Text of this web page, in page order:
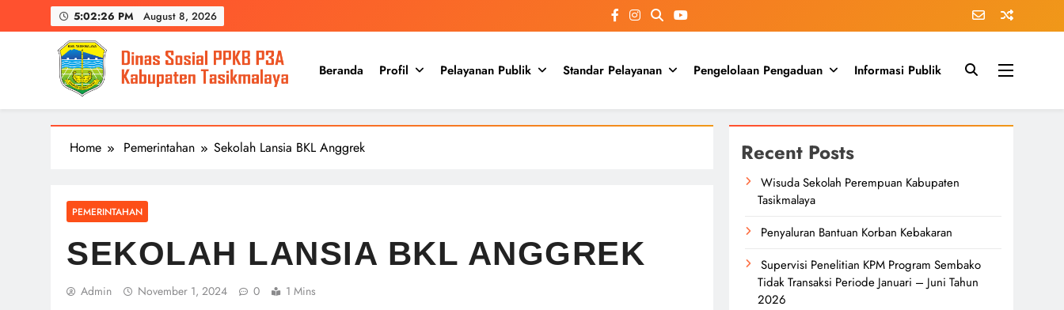
to
5:02:27 PM August 8, 2026
Beranda Profil Pelayanan Publik Standar Pelayanan Pengelolaan Pengaduan Informasi Publik
Home Pemerintahan Sekolah Lansia BKL Anggrek
PEMERINTAHAN
SEKOLAH LANSIA BKL ANGGREK
Admin November 1, 2024 0 1 Mins
Recent Posts
Wisuda Sekolah Perempuan Kabupaten
Tasikmalaya
Penyaluran Bantuan Korban Kebakaran
Supervisi Penelitian KPM Program Sembako
Tidak Transaksi Periode Januari – Juni Tahun
2026